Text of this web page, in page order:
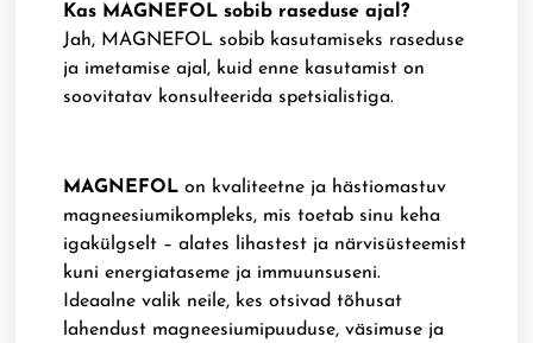
Kas MAGNEFOL sobib raseduse ajal?
Jah, MAGNEFOL sobib kasutamiseks raseduse
ja imetamise ajal, kuid enne kasutamist on
soovitatav konsulteerida spetsialistiga.
MAGNEFOL on kvaliteetne ja hästiomastuv
magneesiumikompleks, mis toetab sinu keha
igakülgselt – alates lihastest ja närvisüsteemist
kuni energiataseme ja immuunsuseni.
Ideaalne valik neile, kes otsivad tõhusat
lahendust magneesiumipuuduse, väsimuse ja